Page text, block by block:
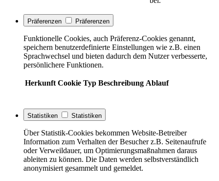
Präferenzen Präferenzen
Funktionelle Cookies, auch Präferenz-Cookies genannt,
speichern benutzerdefinierte Einstellungen wie z.B. einen
Sprachwechsel und bieten dadurch dem Nutzer verbesserte,
persönlichere Funktionen.
Herkunft Cookie Typ Beschreibung Ablauf
Statistiken Statistiken
Über Statistik-Cookies bekommen Website-Betreiber
Information zum Verhalten der Besucher z.B. Seitenaufrufe
oder Verweildauer, um Optimierungsmaßnahmen daraus
ableiten zu können. Die Daten werden selbstverständlich
anonymisiert gesammelt und gemeldet.